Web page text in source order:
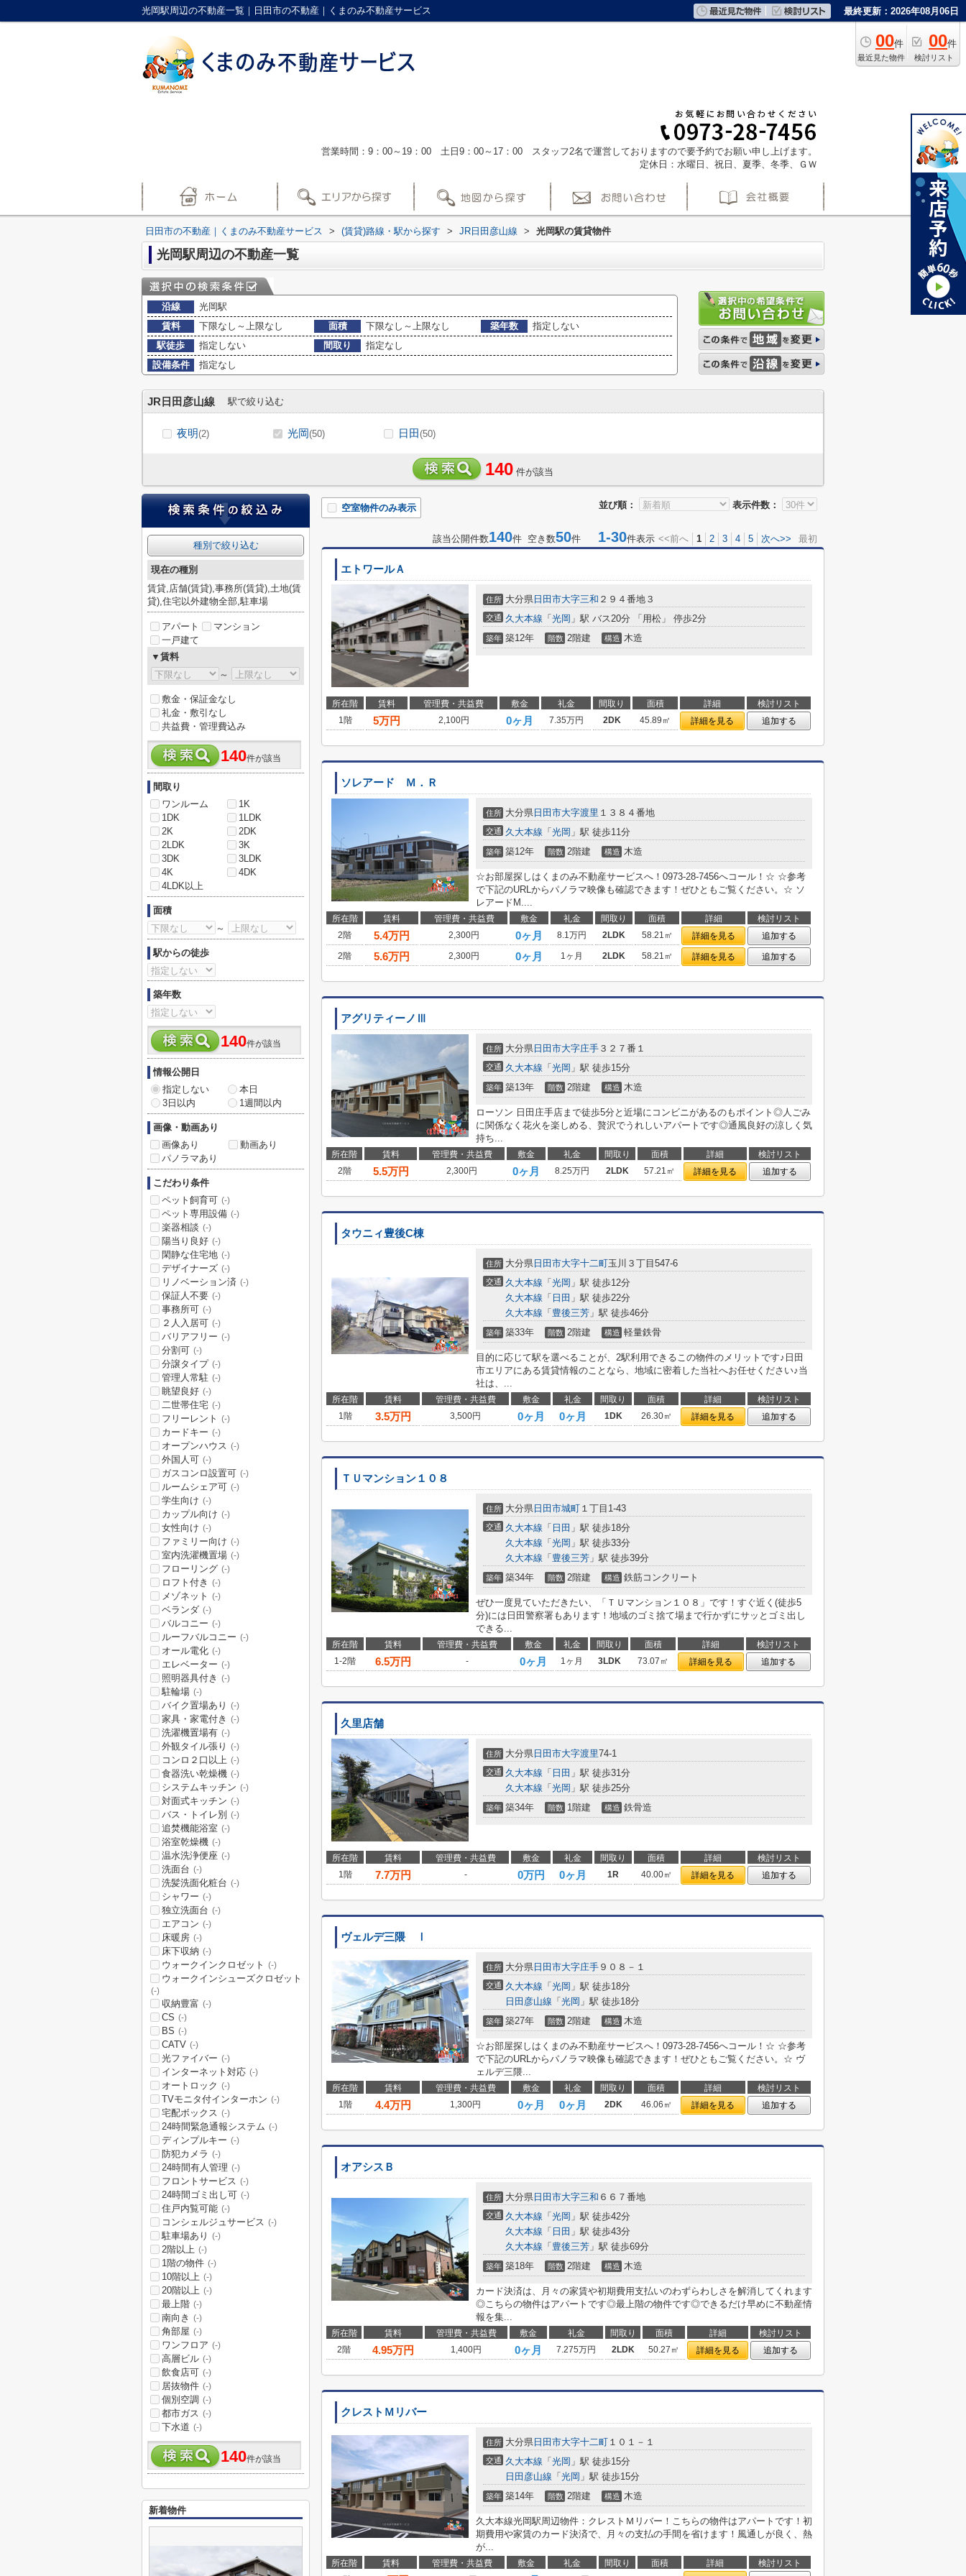
光岡駅周辺の不動産一覧｜日田市の不動産｜くまのみ不動産サービス 最終更新：2026年08月06日
00件
最近見た物件
00件
検討リスト
営業時間：9：00～19：00 土日9：00～17：00 スタッフ2名で運営しておりますので要予約でお願い申し上げます。
定休日：水曜日、祝日、夏季、冬季、ＧＷ
日田市の不動産｜くまのみ不動産サービス > (賃貸)路線・駅から探す > JR日田彦山線 > 光岡駅の賃貸物件
光岡駅周辺の不動産一覧
沿線
光岡駅
賃料
下限なし～上限なし 面積 下限なし～上限なし 築年数
指定しない
駅徒歩
指定しない 間取り
指定なし
設備条件
指定なし
JR日田彦山線 駅で絞り込む
夜明(2) 光岡(50) 日田(50)
140 件が該当
並び順： 表示件数：
空室物件のみ表示
該当公開件数140件 空き数50件 1-30件表示 <<前へ 1 2 3 4 5 次へ>> 最初
エトワールＡ
住所 大分県 日田市大字三和 ２９４番地３
交通 久大本線 「 光岡 」駅 バス20分 「用松」 停歩2分
築年 築12年 階数 2階建 構造 木造
所在階 賃料 管理費・共益費 敷金 礼金 間取り 面積 詳細
検討リスト
1階
5万円 2,100円 0ヶ月 7.35万円 2DK 45.89㎡ 詳細を見る 追加する
ソレアード Ｍ．Ｒ
住所 大分県 日田市大字渡里 １３８４番地
交通 久大本線 「 光岡 」駅 徒歩11分
築年 築12年 階数 2階建 構造 木造
☆お部屋探しはくまのみ不動産サービスへ！0973-28-7456へコール！☆ ☆参考
で下記のURLからパノラマ映像も確認できます！ぜひともご覧ください。☆ ソ
レアードM....
所在階 賃料 管理費・共益費 敷金 礼金 間取り 面積 詳細
検討リスト
2階
5.4万円 2,300円 0ヶ月 8.1万円 2LDK 58.21㎡ 詳細を見る
追加する
2階
5.6万円 2,300円 0ヶ月 1ヶ月 2LDK 58.21㎡ 詳細を見る 追加する
アグリティーノⅢ
住所 大分県 日田市大字庄手 ３２７番１
交通 久大本線 「 光岡 」駅 徒歩15分
築年 築13年 階数 2階建 構造 木造
ローソン 日田庄手店まで徒歩5分と近場にコンビニがあるのもポイント◎人ごみ
に関係なく花火を楽しめる、贅沢でうれしいアパートです◎通風良好の涼しく気
持ち...
所在階 賃料 管理費・共益費 敷金 礼金 間取り 面積 詳細
検討リスト
2階
5.5万円 2,300円 0ヶ月 8.25万円 2LDK 57.21㎡ 詳細を見る 追加する
タウニィ豊後C棟
住所 大分県 日田市大字十二町玉川３丁目547-6
交通 久大本線 「 光岡 」駅 徒歩12分
久大本線 「 日田 」駅 徒歩22分
久大本線 「 豊後三芳 」駅 徒歩46分
築年 築33年 階数 2階建 構造 軽量鉄骨
目的に応じて駅を選べることが、2駅利用できるこの物件のメリットです♪日田
市エリアにある賃貸情報のことなら、地域に密着した当社へお任せください♪当
社は、...
所在階 賃料 管理費・共益費 敷金 礼金 間取り 面積 詳細
検討リスト
1階
3.5万円 3,500円 0ヶ月 0ヶ月 1DK 26.30㎡ 詳細を見る 追加する
ＴＵマンション１０８
住所 大分県 日田市城町 １丁目1-43
交通 久大本線 「 日田 」駅 徒歩18分
久大本線 「 光岡 」駅 徒歩33分
久大本線 「 豊後三芳 」駅 徒歩39分
築年 築34年 階数 2階建 構造 鉄筋コンクリート
ぜひ一度見ていただきたい、「ＴＵマンション１０８」です！すぐ近く(徒歩5
分)には日田警察署もあります！地域のゴミ捨て場まで行かずにサッとゴミ出し
できる...
所在階 賃料 管理費・共益費 敷金 礼金 間取り 面積 詳細
検討リスト
1-2階
6.5万円 - 0ヶ月 1ヶ月 3LDK 73.07㎡ 詳細を見る 追加する
久里店舗
住所 大分県 日田市大字渡里74-1
交通 久大本線 「 日田 」駅 徒歩31分
久大本線 「 光岡 」駅 徒歩25分
築年 築34年 階数 1階建 構造 鉄骨造
所在階 賃料 管理費・共益費 敷金 礼金 間取り 面積 詳細
検討リスト
1階
7.7万円 - 0万円 0ヶ月 1R 40.00㎡ 詳細を見る 追加する
ヴェルデ三隈 Ⅰ
住所 大分県 日田市大字庄手 ９０８－１
交通 久大本線 「 光岡 」駅 徒歩18分
日田彦山線 「 光岡 」駅 徒歩18分
築年 築27年 階数 2階建 構造 木造
☆お部屋探しはくまのみ不動産サービスへ！0973-28-7456へコール！☆ ☆参考
で下記のURLからパノラマ映像も確認できます！ぜひともご覧ください。☆ ヴ
ェルデ三隈...
所在階 賃料 管理費・共益費 敷金 礼金 間取り 面積 詳細
検討リスト
1階
4.4万円 1,300円 0ヶ月 0ヶ月 2DK 46.06㎡ 詳細を見る 追加する
オアシスＢ
住所 大分県 日田市大字三和 ６６７番地
交通 久大本線 「 光岡 」駅 徒歩42分
久大本線 「 日田 」駅 徒歩43分
久大本線 「 豊後三芳 」駅 徒歩69分
築年 築18年 階数 2階建 構造 木造
カード決済は、月々の家賃や初期費用支払いのわずらわしさを解消してくれます
◎こちらの物件はアパートです◎最上階の物件です◎できるだけ早めに不動産情
報を集...
所在階 賃料 管理費・共益費 敷金 礼金 間取り 面積 詳細
検討リスト
2階
4.95万円 1,400円 0ヶ月 7.275万円 2LDK 50.27㎡ 詳細を見る 追加する
クレストＭリバー
住所 大分県 日田市大字十二町 １０１－１
交通 久大本線 「 光岡 」駅 徒歩15分
日田彦山線 「 光岡 」駅 徒歩15分
築年 築14年 階数 2階建 構造 木造
久大本線光岡駅周辺物件：クレストＭリバー！こちらの物件はアパートです！初
期費用や家賃のカード決済で、月々の支払の手間を省けます！風通しが良く、熱
が...
所在階 賃料 管理費・共益費 敷金 礼金 間取り 面積 詳細
検討リスト
種別で絞り込む
現在の種別
賃貸,店舗(賃貸),事務所(賃貸),土地(賃
貸),住宅以外建物全部,駐車場
アパート
マンション
一戸建て
▼賃料
～
敷金・保証金なし
礼金・敷引なし
共益費・管理費込み
140件が該当
間取り
ワンルーム
1K
1DK
1LDK
2K
2DK
2LDK
3K
3DK
3LDK
4K
4DK
4LDK以上
面積
～
駅からの徒歩
築年数
140件が該当
情報公開日
指定しない
本日
3日以内
1週間以内
画像・動画あり
画像あり
動画あり
パノラマあり
こだわり条件
ペット飼育可 (-)
ペット専用設備 (-)
楽器相談 (-)
陽当り良好 (-)
閑静な住宅地 (-)
デザイナーズ (-)
リノベーション済 (-)
保証人不要 (-)
事務所可 (-)
２人入居可 (-)
バリアフリー (-)
分割可 (-)
分譲タイプ (-)
管理人常駐 (-)
眺望良好 (-)
二世帯住宅 (-)
フリーレント (-)
カードキー (-)
オープンハウス (-)
外国人可 (-)
ガスコンロ設置可 (-)
ルームシェア可 (-)
学生向け (-)
カップル向け (-)
女性向け (-)
ファミリー向け (-)
室内洗濯機置場 (-)
フローリング (-)
ロフト付き (-)
メゾネット (-)
ベランダ (-)
バルコニー (-)
ルーフバルコニー (-)
オール電化 (-)
エレベーター (-)
照明器具付き (-)
駐輪場 (-)
バイク置場あり (-)
家具・家電付き (-)
洗濯機置場有 (-)
外観タイル張り (-)
コンロ２口以上 (-)
食器洗い乾燥機 (-)
システムキッチン (-)
対面式キッチン (-)
バス・トイレ別 (-)
追焚機能浴室 (-)
浴室乾燥機 (-)
温水洗浄便座 (-)
洗面台 (-)
洗髪洗面化粧台 (-)
シャワー (-)
独立洗面台 (-)
エアコン (-)
床暖房 (-)
床下収納 (-)
ウォークインクロゼット (-)
ウォークインシューズクロゼット
(-)
収納豊富 (-)
CS (-)
BS (-)
CATV (-)
光ファイバー (-)
インターネット対応 (-)
オートロック (-)
TVモニタ付インターホン (-)
宅配ボックス (-)
24時間緊急通報システム (-)
ディンプルキー (-)
防犯カメラ (-)
24時間有人管理 (-)
フロントサービス (-)
24時間ゴミ出し可 (-)
住戸内覧可能 (-)
コンシェルジュサービス (-)
駐車場あり (-)
2階以上 (-)
1階の物件 (-)
10階以上 (-)
20階以上 (-)
最上階 (-)
南向き (-)
角部屋 (-)
ワンフロア (-)
高層ビル (-)
飲食店可 (-)
居抜物件 (-)
個別空調 (-)
都市ガス (-)
下水道 (-)
140件が該当
新着物件